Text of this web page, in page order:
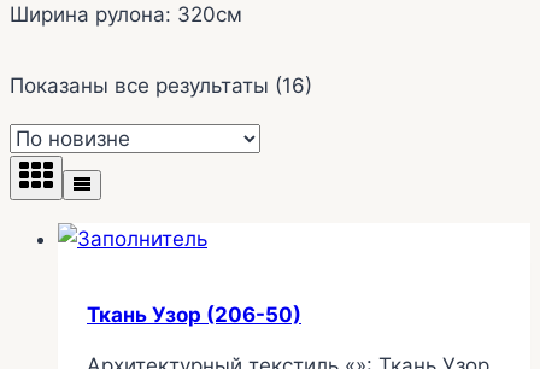
Ширина рулона: 320см
Показаны все результаты (16)
Ткань Узор (206-50)